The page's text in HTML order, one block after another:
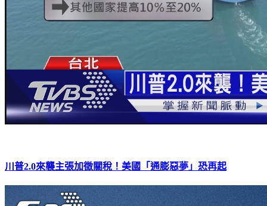
川普2.0來襲主張加徵關稅！美國「通膨惡夢」恐再起